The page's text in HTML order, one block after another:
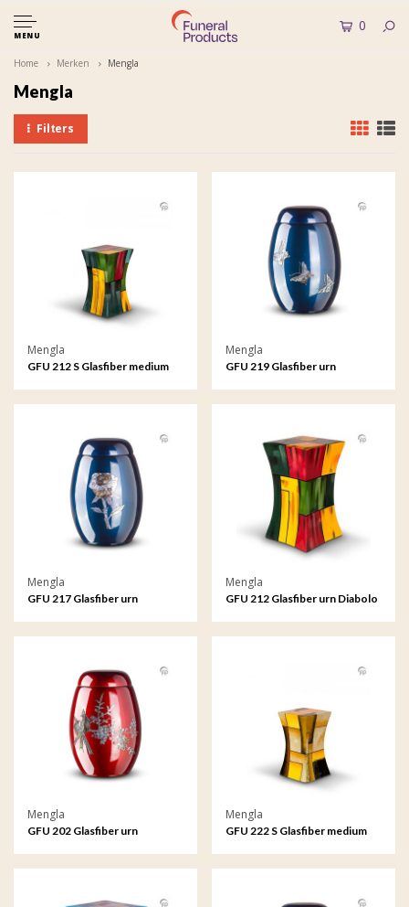
MENU
0
Home Merken Mengla
Mengla
Filters
Mengla
GFU 212 S Glasfiber medium
Mengla
GFU 219 Glasfiber urn
Mengla
GFU 217 Glasfiber urn
Mengla
GFU 212 Glasfiber urn Diabolo
Mengla
GFU 202 Glasfiber urn
Mengla
GFU 222 S Glasfiber medium